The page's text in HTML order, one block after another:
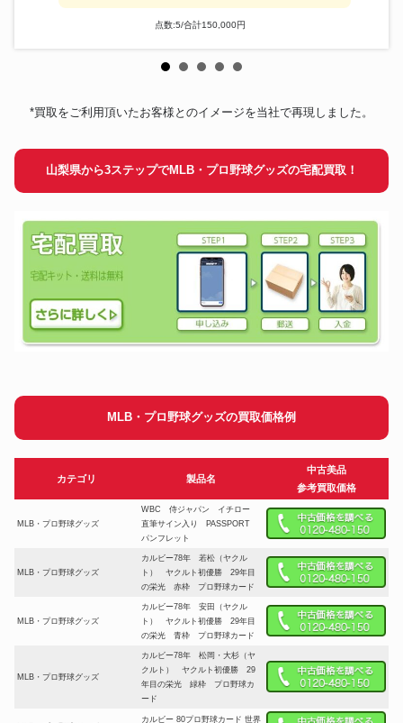
点数:5/合計150,000円
*買取をご利用頂いたお客様とのイメージを当社で再現しました。
山梨県から3ステップでMLB・プロ野球グッズの宅配買取！
MLB・プロ野球グッズの買取価格例
カテゴリ 製品名
中古美品
参考買取価格
MLB・プロ野球グッズ
WBC 侍ジャパン イチロー
直筆サイン入り PASSPORT
パンフレット
MLB・プロ野球グッズ
カルビー78年 若松（ヤクル
ト） ヤクルト初優勝 29年目
の栄光 赤枠 プロ野球カード
MLB・プロ野球グッズ
カルビー78年 安田（ヤクル
ト） ヤクルト初優勝 29年目
の栄光 青枠 プロ野球カード
MLB・プロ野球グッズ
カルビー78年 松岡・大杉（ヤ
クルト） ヤクルト初優勝 29
年目の栄光 緑枠 プロ野球カ
ード
カルビー 80プロ野球カード 世界